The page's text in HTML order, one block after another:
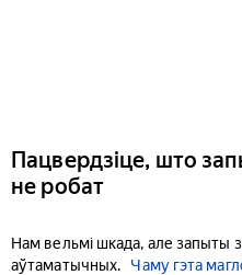
Пацвердзіце, што
не робат
Нам вельмі шкада, але запыты
аўтаматычных.
Чаму гэта